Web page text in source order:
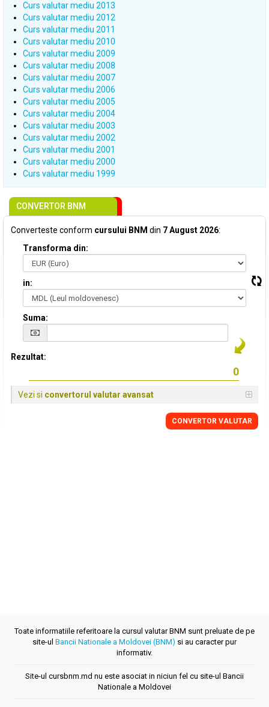
Curs valutar mediu 2013
Curs valutar mediu 2012
Curs valutar mediu 2011
Curs valutar mediu 2010
Curs valutar mediu 2009
Curs valutar mediu 2008
Curs valutar mediu 2007
Curs valutar mediu 2006
Curs valutar mediu 2005
Curs valutar mediu 2004
Curs valutar mediu 2003
Curs valutar mediu 2002
Curs valutar mediu 2001
Curs valutar mediu 2000
Curs valutar mediu 1999
CONVERTOR BNM
Converteste conform cursului BNM din 7 August 2026:
Transforma din:
in:
Suma:
Rezultat:
Vezi si convertorul valutar avansat
CONVERTOR VALUTAR
Toate informatiile referitoare la cursul valutar BNM sunt preluate de pe
site-ul Bancii Nationale a Moldovei (BNM) si au caracter pur
informativ.
Site-ul cursbnm.md nu este asociat in niciun fel cu site-ul Bancii
Nationale a Moldovei